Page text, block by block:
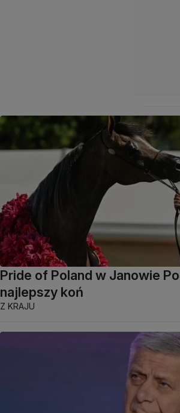
Pride of Poland w Janowie
najlepszy koń
Z KRAJU